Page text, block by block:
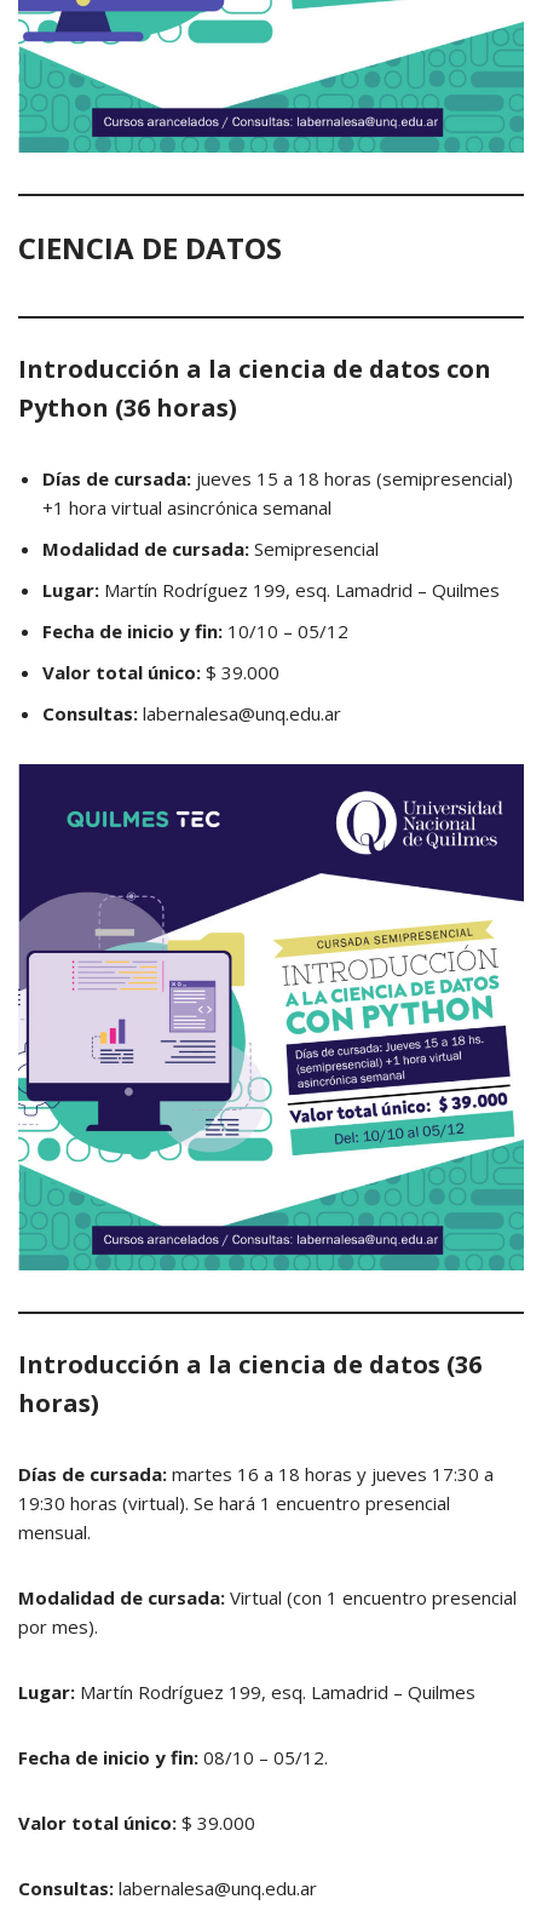
CIENCIA DE DATOS
Introducción a la ciencia de datos con
Python (36 horas)
Días de cursada: jueves 15 a 18 horas (semipresencial)
+1 hora virtual asincrónica semanal
Modalidad de cursada: Semipresencial
Lugar: Martín Rodríguez 199, esq. Lamadrid – Quilmes
Fecha de inicio y fin: 10/10 – 05/12
Valor total único: $ 39.000
Consultas: labernalesa@unq.edu.ar
Introducción a la ciencia de datos (36
horas)
Días de cursada: martes 16 a 18 horas y jueves 17:30 a
19:30 horas (virtual). Se hará 1 encuentro presencial
mensual.
Modalidad de cursada: Virtual (con 1 encuentro presencial
por mes).
Lugar: Martín Rodríguez 199, esq. Lamadrid – Quilmes
Fecha de inicio y fin: 08/10 – 05/12.
Valor total único: $ 39.000
Consultas: labernalesa@unq.edu.ar